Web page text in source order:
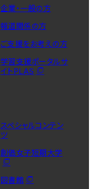
企業・一般の方
報道関係の方
ご支援をお考えの方
学習支援ポータルサ
イトPLAS
スペシャルコンテン
ツ
創価女子短期大学
図書館